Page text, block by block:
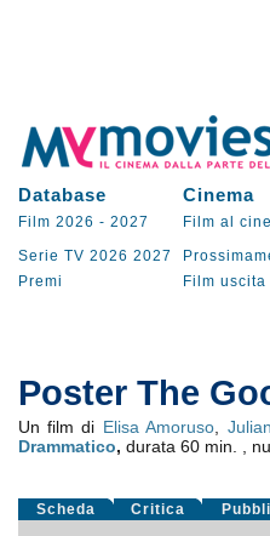
Database Cinema
Film 2026 - 2027 Film al
Serie TV 2026 2027
Premi
Film uscita
Poster The
Un film di Elisa Amoruso
Drammatico, durata 60 min. ,
Scheda Critica